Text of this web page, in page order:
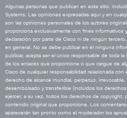
Algunas personas que publican en este sitio,
Systems. Las opiniones expresadas aquí y en
son las opiniones personales de los autores
proporciona exclusivamente con fines informativos
declaración por parte de Cisco ni de ningún
en general. No se debe publicar en él ninguna
publicar, acepta ser el único responsable de toda
de los enlaces que proporcione o que cargue de
Cisco de cualquier responsabilidad relacionada
derecho de alcance mundial, perpetuo,
desembolsado y transferible (incluidos los
ejercer, a su vez, todos los derechos de copyright,
contenido original que proporcione. Los
aparecerán tan pronto como el moderador los